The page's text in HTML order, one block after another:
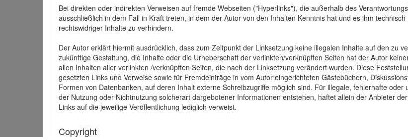
Bei direkten oder indirekten Verweisen auf fremde Webseiten ("Hyperlinks"), die außerhalb des
ausschließlich in dem Fall in Kraft treten, in dem der Autor von den Inhalten Kenntnis hat und es ihm
rechtswidriger Inhalte zu verhindern.
Der Autor erklärt hiermit ausdrücklich, dass zum Zeitpunkt der Linksetzung keine illegalen Inhalte auf den zu
zukünftige Gestaltung, die Inhalte oder die Urheberschaft der verlinkten/verknüpften Seiten hat der Autor
allen Inhalten aller verlinkten /verknüpften Seiten, die nach der Linksetzung verändert wurden. Diese
gesetzten Links und Verweise sowie für Fremdeinträge in vom Autor eingerichteten Gästebüchern,
Formen von Datenbanken, auf deren Inhalt externe Schreibzugriffe möglich sind. Für illegale, fehlerhafte
der Nutzung oder Nichtnutzung solcherart dargebotener Informationen entstehen, haftet allein der Anbieter
Links auf die jeweilige Veröffentlichung lediglich verweist.
Copyright